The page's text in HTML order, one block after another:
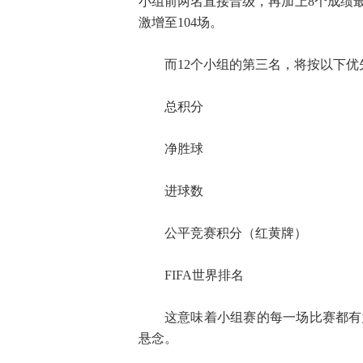
激增至104场。
而12个小组的第三名，将按以下
总积分
净胜球
进球数
公平竞赛积分（红黄牌）
FIFA世界排名
这意味着小组赛的每一场比赛都
悬念。